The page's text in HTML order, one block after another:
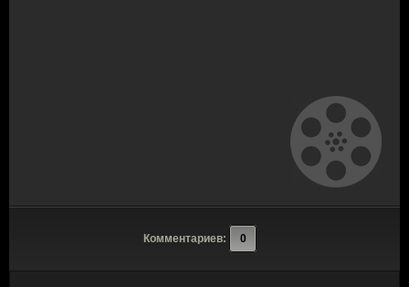
Комментариев: 0